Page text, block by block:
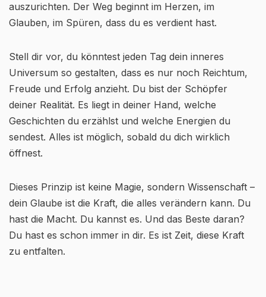
auszurichten. Der Weg beginnt im Herzen, im
Glauben, im Spüren, dass du es verdient hast.
Stell dir vor, du könntest jeden Tag dein inneres
Universum so gestalten, dass es nur noch Reichtum,
Freude und Erfolg anzieht. Du bist der Schöpfer
deiner Realität. Es liegt in deiner Hand, welche
Geschichten du erzählst und welche Energien du
sendest. Alles ist möglich, sobald du dich wirklich
öffnest.
Dieses Prinzip ist keine Magie, sondern Wissenschaft –
dein Glaube ist die Kraft, die alles verändern kann. Du
hast die Macht. Du kannst es. Und das Beste daran?
Du hast es schon immer in dir. Es ist Zeit, diese Kraft
zu entfalten.